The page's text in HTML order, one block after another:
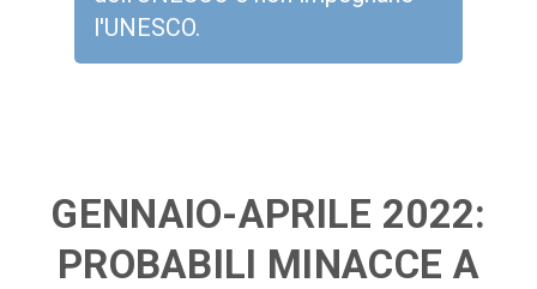
l'UNESCO.
GENNAIO-APRILE 2022:
PROBABILI MINACCE A